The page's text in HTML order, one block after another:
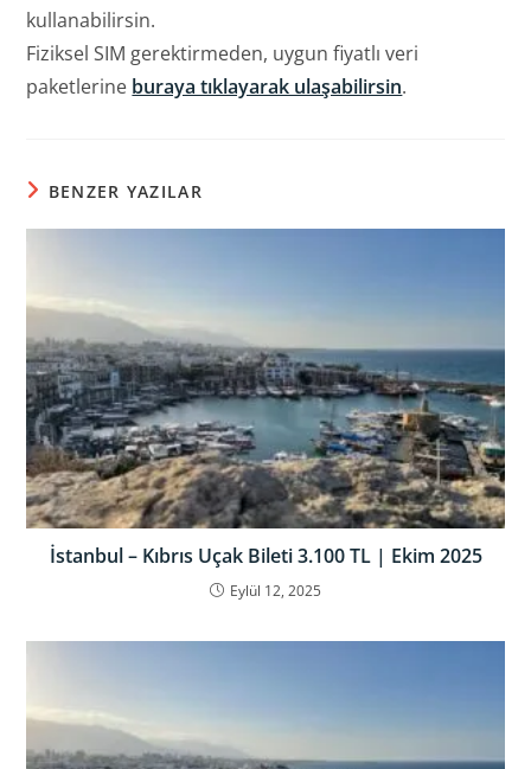
kullanabilirsin.
Fiziksel SIM gerektirmeden, uygun fiyatlı veri
paketlerine buraya tıklayarak ulaşabilirsin.
BENZER YAZILAR
İstanbul – Kıbrıs Uçak Bileti 3.100 TL | Ekim 2025
Eylül 12, 2025